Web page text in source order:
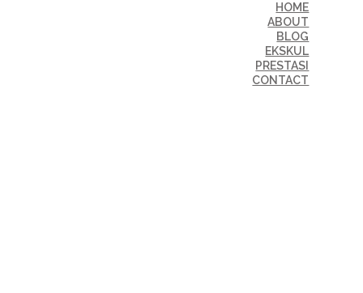
HOME
ABOUT
BLOG
EKSKUL
PRESTASI
CONTACT